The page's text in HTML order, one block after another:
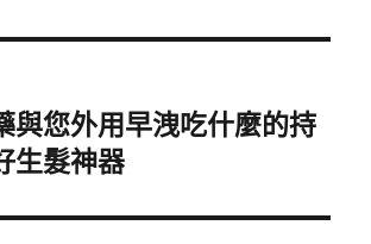
與您外用早洩吃什麼的持
生髮神器